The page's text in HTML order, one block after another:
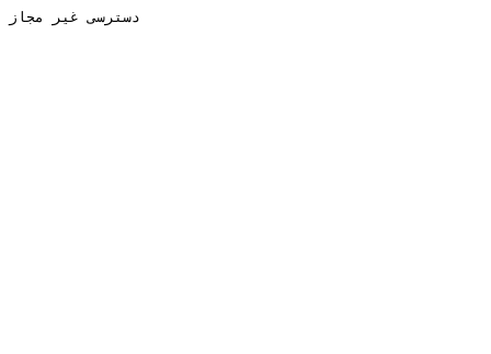
دسترسی غیر مجاز